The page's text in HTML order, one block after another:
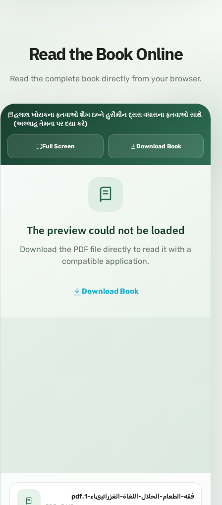
Read the Book Online
Read the complete book directly from your browser.
હલાલ ખોરાકના ફતવાઓ શૈખ ઇબ્ને હુસૈમીન દ્રારા વધારાના ફતવાઓ સાથે
(અલ્લાહ તેમના પર દયા કરે)
Full Screen Download Book
The preview could not be loaded
Download the PDF file directly to read it with a
compatible application.
Download Book
فقه-الطعام-الحلال-اللغاة-الغزراتيىاء-1.pdf